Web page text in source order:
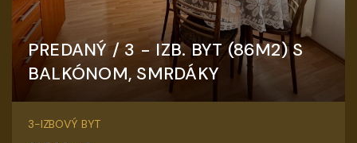
PREDANÝ / 3 - IZB. BYT (86M2) S
BALKÓNOM, SMRDÁKY
Smrdáky
3-IZBOVÝ BYT